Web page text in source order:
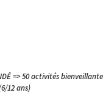
=> 50 activités
12 ans)